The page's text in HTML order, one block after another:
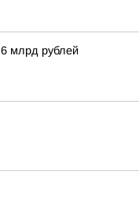
млрд рублей